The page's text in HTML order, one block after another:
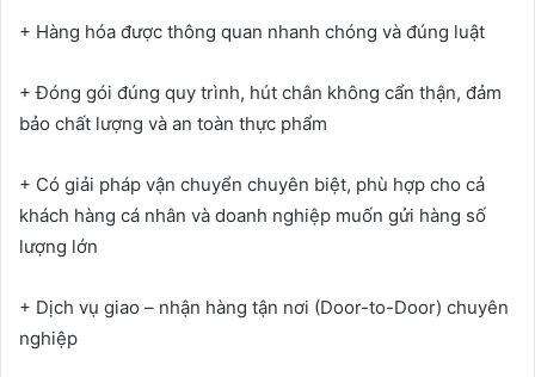
+ Hàng hóa được thông quan nhanh chóng và đúng luật
+ Đóng gói đúng quy trình, hút chân không cẩn thận, đảm
bảo chất lượng và an toàn thực phẩm
+ Có giải pháp vận chuyển chuyên biệt, phù hợp cho cả
khách hàng cá nhân và doanh nghiệp muốn gửi hàng số
lượng lớn
+ Dịch vụ giao – nhận hàng tận nơi (Door-to-Door) chuyên
nghiệp